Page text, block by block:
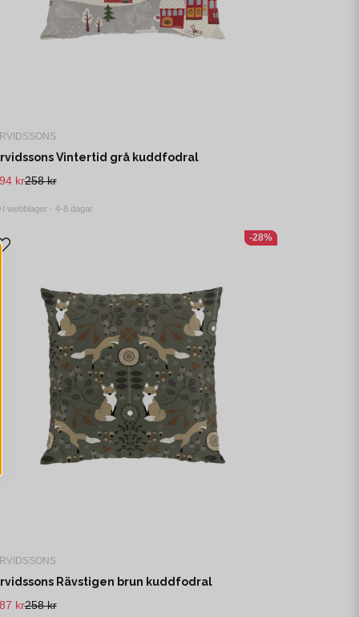
Vintertid grå kuddfodral
258 kr
kr
I webblager - 4-8 dagar
Rävstigen brun kuddfodral
258 kr
kr
-28%